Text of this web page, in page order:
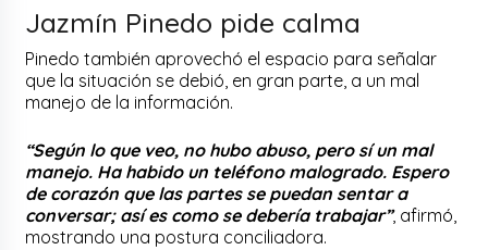
Jazmín Pinedo pide calma
Pinedo también aprovechó el espacio para señalar
que la situación se debió, en gran parte, a un mal
manejo de la información.
“Según lo que veo, no hubo abuso, pero sí un mal
manejo. Ha habido un teléfono malogrado. Espero
de corazón que las partes se puedan sentar a
conversar; así es como se debería trabajar”, afirmó,
mostrando una postura conciliadora.